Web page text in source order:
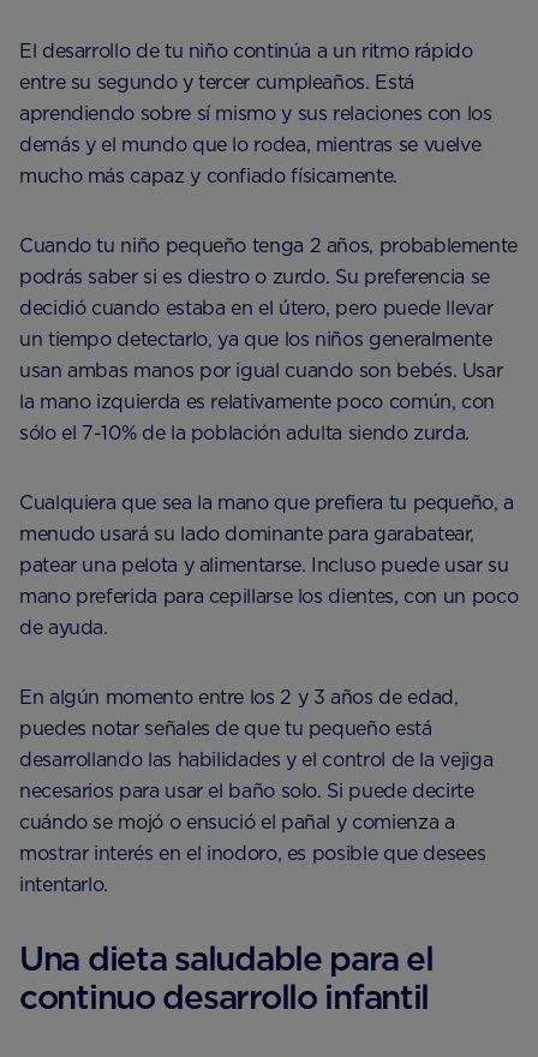
El desarrollo de tu niño continúa a un ritmo rápido
entre su segundo y tercer cumpleaños. Está
aprendiendo sobre sí mismo y sus relaciones con los
demás y el mundo que lo rodea, mientras se vuelve
mucho más capaz y confiado físicamente.
Cuando tu niño pequeño tenga 2 años, probablemente
podrás saber si es diestro o zurdo. Su preferencia se
decidió cuando estaba en el útero, pero puede llevar
un tiempo detectarlo, ya que los niños generalmente
usan ambas manos por igual cuando son bebés. Usar
la mano izquierda es relativamente poco común, con
sólo el 7-10% de la población adulta siendo zurda.
Cualquiera que sea la mano que prefiera tu pequeño, a
menudo usará su lado dominante para garabatear,
patear una pelota y alimentarse. Incluso puede usar su
mano preferida para cepillarse los dientes, con un poco
de ayuda.
En algún momento entre los 2 y 3 años de edad,
puedes notar señales de que tu pequeño está
desarrollando las habilidades y el control de la vejiga
necesarios para usar el baño solo. Si puede decirte
cuándo se mojó o ensució el pañal y comienza a
mostrar interés en el inodoro, es posible que desees
intentarlo.
Una dieta saludable para el
continuo desarrollo infantil